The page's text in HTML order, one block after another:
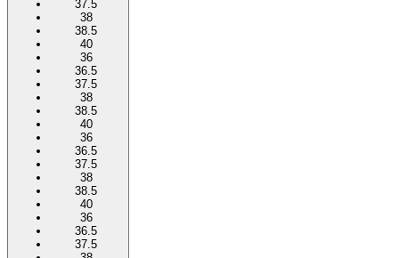
37.5
38
38.5
40
36
36.5
37.5
38
38.5
40
36
36.5
37.5
38
38.5
40
36
36.5
37.5